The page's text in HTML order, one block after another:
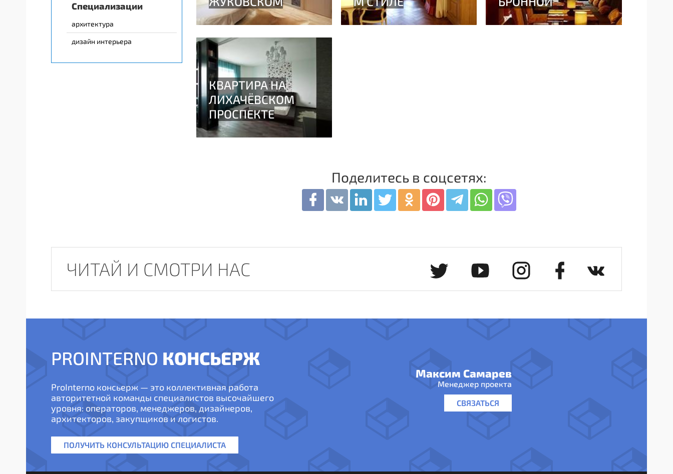
Специализации
архитектура
дизайн интерьера
Поделитесь в соцсетях:
ЧИТАЙ И СМОТРИ НАС
PROINTERNO КОНСЬЕРЖ
ProInterno консьерж — это коллективная работа
авторитетной команды специалистов высочайшего
уровня: операторов, менеджеров, дизайнеров,
архитекторов, закупщиков и логистов.
ПОЛУЧИТЬ КОНСУЛЬТАЦИЮ СПЕЦИАЛИСТА
Максим Самарев
Менеджер проекта
СВЯЗАТЬСЯ